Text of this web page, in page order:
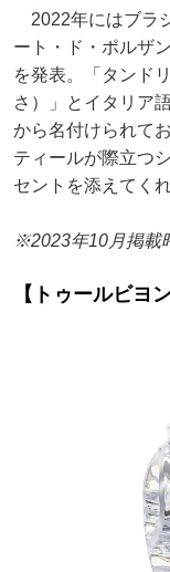
2022年にはブラ
ート・ド・ポルザ
を発表。「タンド
さ）」とイタリア
から名付けられて
ティールが際立つ
セントを添えてくれ
※2023年10月掲載
【トゥールビヨ